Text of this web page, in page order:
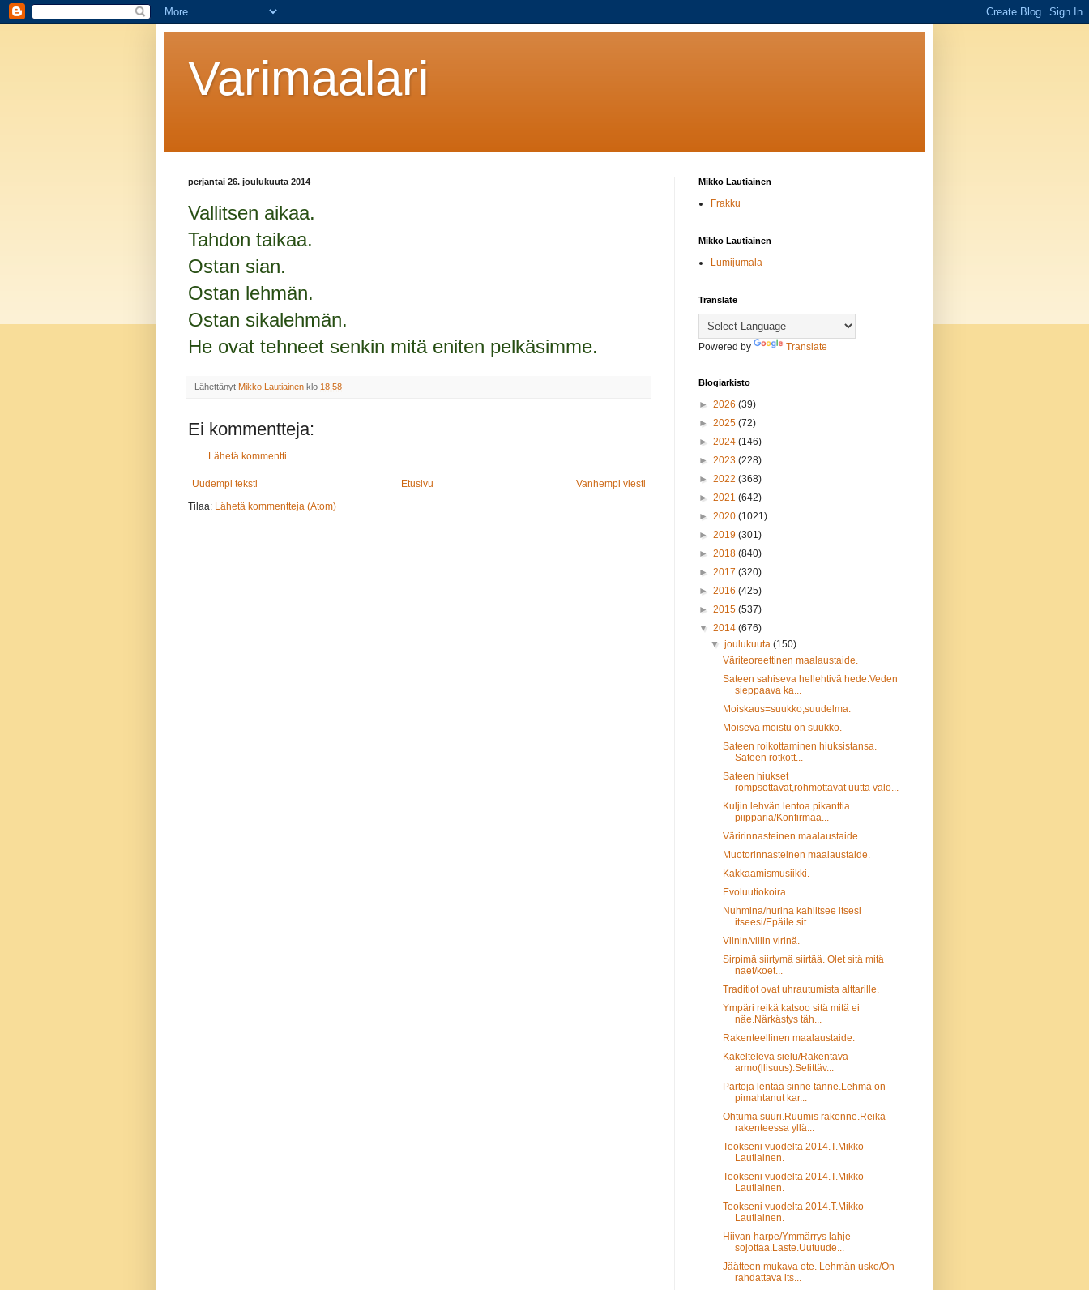
Varimaalari
perjantai 26. joulukuuta 2014
Vallitsen aikaa.
Tahdon taikaa.
Ostan sian.
Ostan lehmän.
Ostan sikalehmän.
He ovat tehneet senkin mitä eniten pelkäsimme.
Lähettänyt Mikko Lautiainen klo 18.58
Ei kommentteja:
Lähetä kommentti
Uudempi teksti Vanhempi viesti
Etusivu
Tilaa: Lähetä kommentteja (Atom)
Mikko Lautiainen
Frakku
Mikko Lautiainen
Lumijumala
Translate
Powered by Translate
Blogiarkisto
► 2026 (39)
► 2025 (72)
► 2024 (146)
► 2023 (228)
► 2022 (368)
► 2021 (642)
► 2020 (1021)
► 2019 (301)
► 2018 (840)
► 2017 (320)
► 2016 (425)
► 2015 (537)
▼ 2014 (676)
▼joulukuuta(150)
Väriteoreettinen maalaustaide.
Sateen sahiseva hellehtivä hede.Veden
sieppaava ka...
Moiskaus=suukko,suudelma.
Moiseva moistu on suukko.
Sateen roikottaminen hiuksistansa.
Sateen rotkott...
Sateen hiukset
rompsottavat,rohmottavat uutta valo...
Kuljin lehvän lentoa pikanttia
piipparia/Konfirmaa...
Väririnnasteinen maalaustaide.
Muotorinnasteinen maalaustaide.
Kakkaamismusiikki.
Evoluutiokoira.
Nuhmina/nurina kahlitsee itsesi
itseesi/Epäile sit...
Viinin/viilin virinä.
Sirpimä siirtymä siirtää. Olet sitä mitä
näet/koet...
Traditiot ovat uhrautumista alttarille.
Ympäri reikä katsoo sitä mitä ei
näe.Närkästys täh...
Rakenteellinen maalaustaide.
Kakelteleva sielu/Rakentava
armo(llisuus).Selittäv...
Partoja lentää sinne tänne.Lehmä on
pimahtanut kar...
Ohtuma suuri.Ruumis rakenne.Reikä
rakenteessa yllä...
Teokseni vuodelta 2014.T.Mikko
Lautiainen.
Teokseni vuodelta 2014.T.Mikko
Lautiainen.
Teokseni vuodelta 2014.T.Mikko
Lautiainen.
Hiivan harpe/Ymmärrys lahje
sojottaa.Laste.Uutuude...
Jäätteen mukava ote. Lehmän usko/On
rahdattava its...